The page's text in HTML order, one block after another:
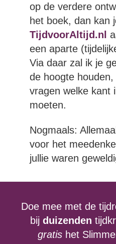
op de verdere
het boek, dan kan
TijdvoorAltijd.nl
een aparte
Via daar zal ik je
de hoogte
vragen welke kant
moeten.
Nogmaals:
voor het
jullie waren
Doe mee met de
bij duizenden
gratis het